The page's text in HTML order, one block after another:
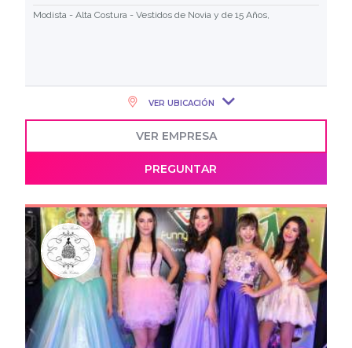
Modista - Alta Costura - Vestidos de Novia y de 15 Años,
VER UBICACIÓN
VER EMPRESA
PREGUNTAR